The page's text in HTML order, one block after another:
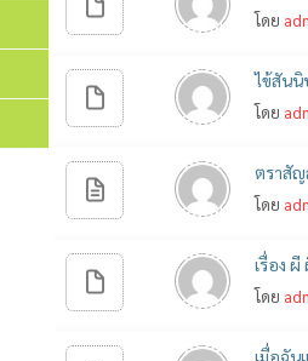
โดย
ไข้สันนิ
โดย
ตราสั
โดย
เรื่อง ผี
โดย
เมื่อฉัน